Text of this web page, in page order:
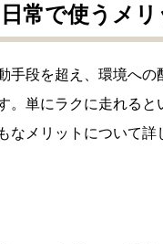
常で使うメリ
手段を超え、環境へ
。単にラクに走れる
メリットについて詳